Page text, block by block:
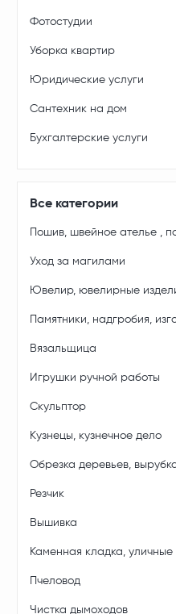
Фотостудии
Уборка квартир
Юридические услуги
Сантехник на дом
Бухгалтерские услуги
Все категории
Пошив, швейное ателье ,
Уход за магилами
Ювелир, ювелирные
Памятники, надгробия,
Вязальщица
Игрушки ручной работы
Скульптор
Кузнецы, кузнечное дело
Обрезка деревьев,
Резчик
Вышивка
Каменная кладка,
Пчеловод
Чистка дымоходов